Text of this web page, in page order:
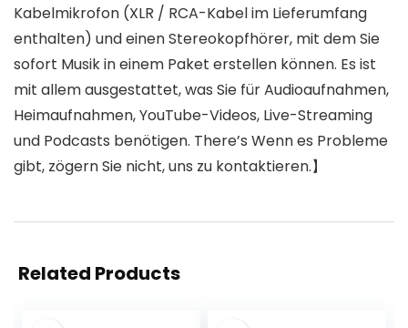
Kabelmikrofon (XLR / RCA-Kabel im Lieferumfang
enthalten) und einen Stereokopfhörer, mit dem Sie
sofort Musik in einem Paket erstellen können. Es ist
mit allem ausgestattet, was Sie für Audioaufnahmen,
Heimaufnahmen, YouTube-Videos, Live-Streaming
und Podcasts benötigen. There’s Wenn es Probleme
gibt, zögern Sie nicht, uns zu kontaktieren.】
Related Products